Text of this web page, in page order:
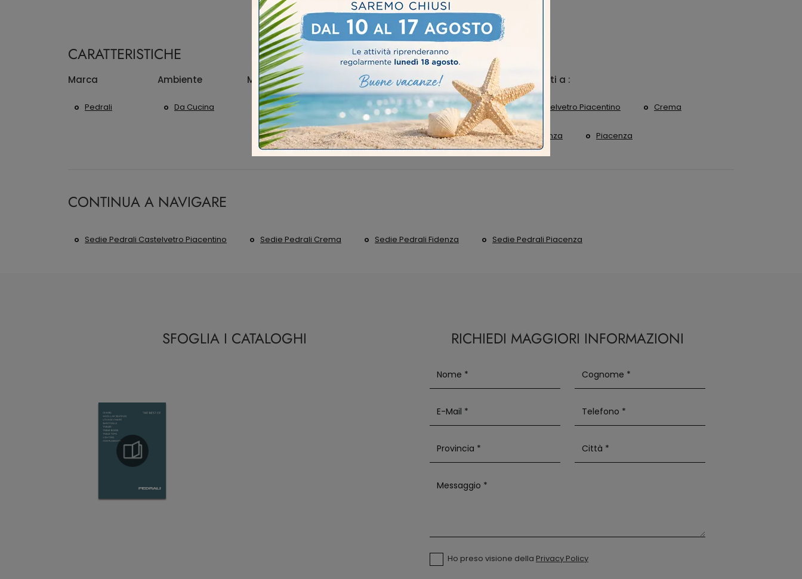
CARATTERISTICHE
Marca
Pedrali
Ambiente
Da Cucina
Materiale
In Plastica Moderne
Tipologia
Fisse
I più visti a :
Castelvetro Piacentino Crema
Fidenza Piacenza
CONTINUA A NAVIGARE
Sedie Pedrali Castelvetro Piacentino Sedie Pedrali Crema Sedie Pedrali Fidenza Sedie Pedrali Piacenza
SFOGLIA I CATALOGHI RICHIEDI MAGGIORI INFORMAZIONI
Ho preso visione della Privacy Policy